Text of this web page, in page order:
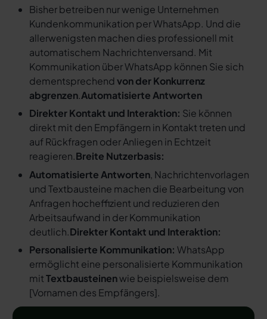
Bisher betreiben nur wenige Unternehmen
Kundenkommunikation per WhatsApp. Und die
allerwenigsten machen dies professionell mit
automatischem Nachrichtenversand. Mit
Kommunikation über WhatsApp können Sie sich
dementsprechendvon der Konkurrenz
abgrenzen.Automatisierte Antworten
Direkter Kontakt und Interaktion: Sie können
direkt mit den Empfängern in Kontakt treten und
auf Rückfragen oder Anliegen in Echtzeit
reagieren.Breite Nutzerbasis:
Automatisierte Antworten, Nachrichtenvorlagen
und Textbausteine machen die Bearbeitung von
Anfragen hocheffizient und reduzieren den
Arbeitsaufwand in der Kommunikation
deutlich.Direkter Kontakt und Interaktion:
Personalisierte Kommunikation: WhatsApp
ermöglicht eine personalisierte Kommunikation
mitTextbausteinenwie beispielsweise dem
[Vornamen des Empfängers].